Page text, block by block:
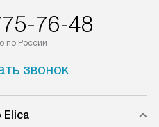
материалы.
76-48
по России
звонок
Elica